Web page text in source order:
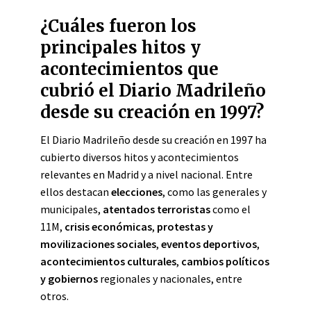
¿Cuáles fueron los
principales hitos y
acontecimientos que
cubrió el Diario Madrileño
desde su creación en 1997?
El Diario Madrileño desde su creación en 1997 ha
cubierto diversos hitos y acontecimientos
relevantes en Madrid y a nivel nacional. Entre
ellos destacan elecciones, como las generales y
municipales, atentados terroristascomo el
11M, crisis económicas, protestas y
movilizaciones sociales, eventos deportivos,
acontecimientos culturales, cambios políticos
y gobiernos regionales y nacionales, entre
otros.